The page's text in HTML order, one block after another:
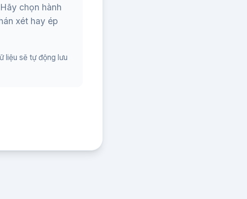
chọn hành
xét hay ép
liệu sẽ tự động lưu